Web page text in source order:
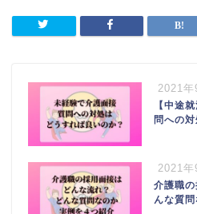
2021年
【中途
問への
2021年
介護職
んな質